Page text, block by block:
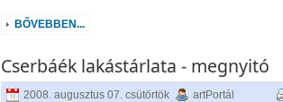
BŐVEBBEN...
Cserbáék lakástárlata - megnyitó
2008. augusztus 07. csütörtök artPortál